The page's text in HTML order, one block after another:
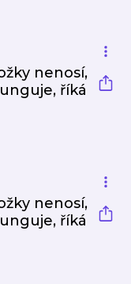
nenosí,
říká
nenosí,
říká